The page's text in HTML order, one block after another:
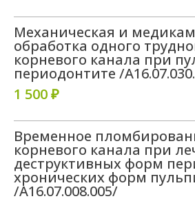
Механическая и
обработка одного
корневого канала при
периодонтите /
1 500 ₽
Временное
корневого канала при
деструктивных форм
хронических форм
/A16.07.008.005/